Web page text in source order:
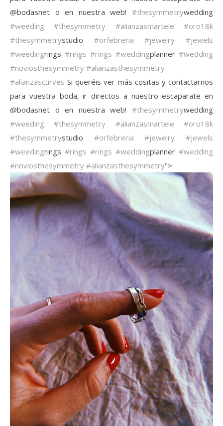
@bodasnet o en nuestra web! #thesymmetrywedding
#weeding
#thesymmetry #alianzasmartele
#oro18k
#thesymmetrystudio #orfebreria #jewelry
#jewels
#weedingrings #rings #rings #weddingplanner #wedding
#noviosthesymmetry #alianzasthesymmetry
#alianzascurves ️Si queréis ver más cositas y contactarnos
para vuestra boda, ir directos a nuestro escaparate en
@bodasnet o en nuestra web! #thesymmetrywedding
#weeding
#thesymmetry #alianzasmartele
#oro18k
#thesymmetrystudio #orfebreria #jewelry
#jewels
#weedingrings #rings #rings #weddingplanner #wedding
#noviosthesymmetry #alianzasthesymmetry">